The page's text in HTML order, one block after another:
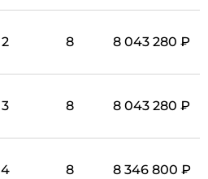
2 8 8 043 280 ₽
3 8 8 043 280 ₽
4 8 8 346 800 ₽